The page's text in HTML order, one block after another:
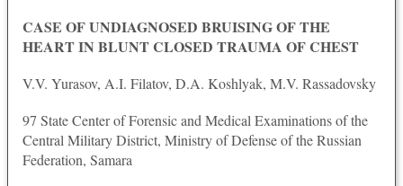
CASE OF UNDIAGNOSED BRUISING OF THE
HEART IN BLUNT CLOSED TRAUMA OF CHEST
V.V. Yurasov, A.I. Filatov, D.A. Koshlyak, M.V. Rassadovsky
97 State Center of Forensic and Medical Examinations of the
Central Military District, Ministry of Defense of the Russian
Federation, Samara